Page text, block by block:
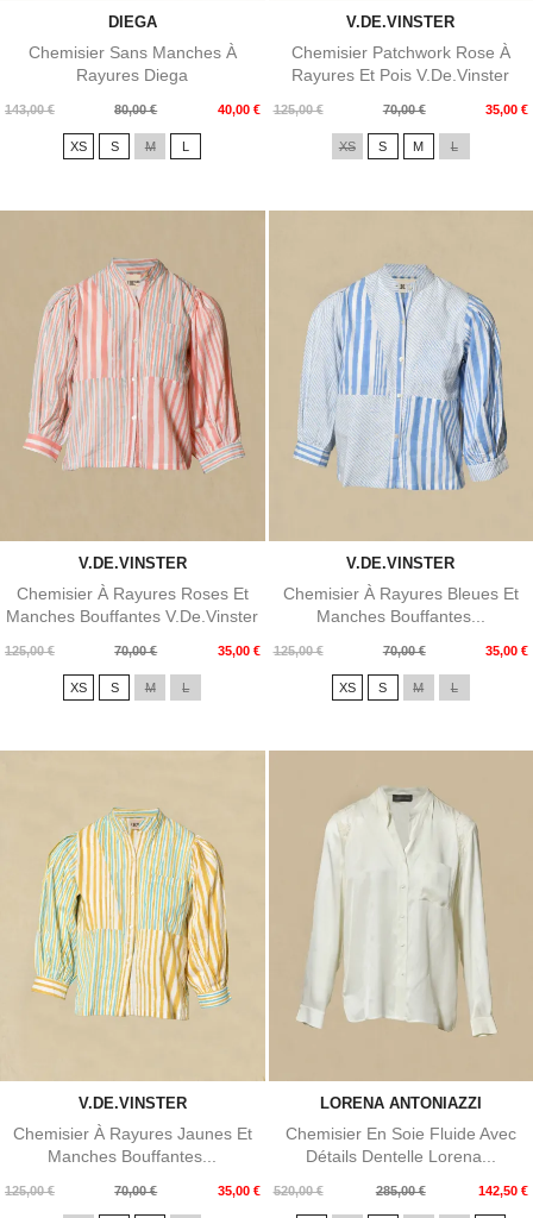
DIEGA
Chemisier Sans Manches À
Rayures Diega
143,00 €
Prix
80,00 € 40,00 €
Prix
XS S M
V.DE.VINSTER
Chemisier Patchwork Rose À
Rayures Et Pois V.de.Vinster
125,00 €
Prix
70,00 € 35,00 €
Prix
XS S M L
V.DE.VINSTER
Chemisier À Rayures Roses Et
Manches Bouffantes V.de.Vinster
125,00 €
Prix
70,00 € 35,00 €
Prix
XS S M L
V.DE.VINSTER
Chemisier À Rayures Bleues Et
Manches Bouffantes...
125,00 €
Prix
70,00 € 35,00 €
Prix
XS S M L
V.DE.VINSTER
Chemisier À Rayures Jaunes Et
Manches Bouffantes...
125,00 €
Prix
70,00 € 35,00 €
Prix
LORENA ANTONIAZZI
Chemisier En Soie Fluide Avec
Détails Dentelle Lorena...
520,00 €
Prix
285,00 € 142,50 €
Prix